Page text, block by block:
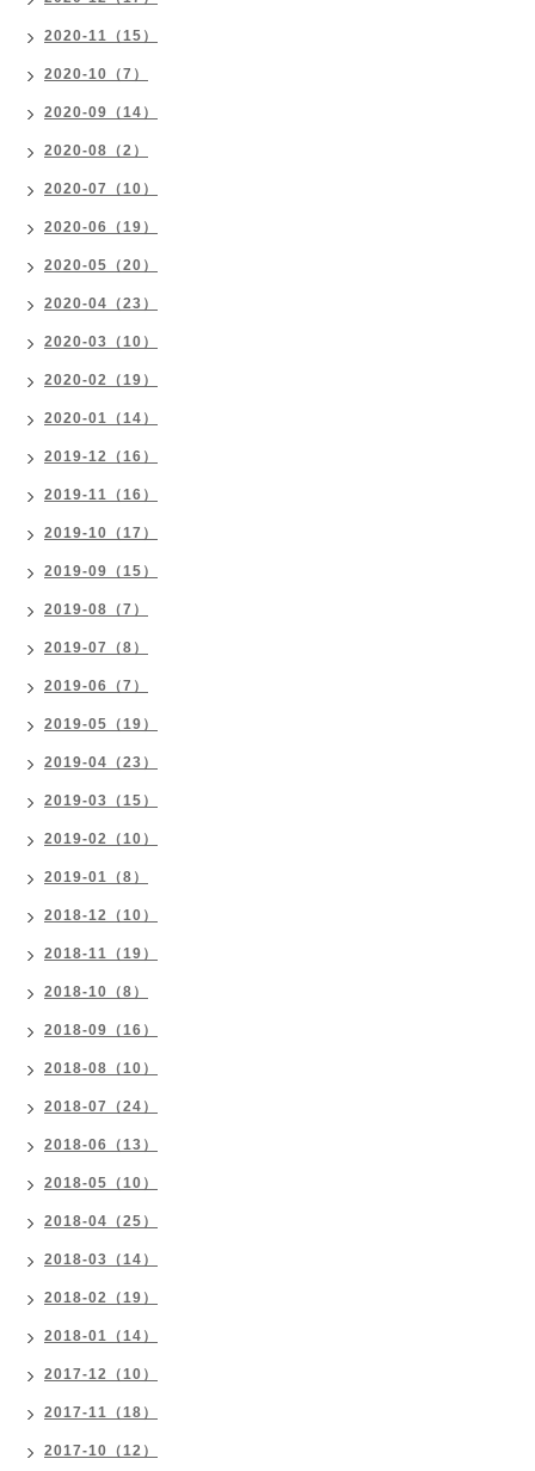
2020-11（15）
2020-10（7）
2020-09（14）
2020-08（2）
2020-07（10）
2020-06（19）
2020-05（20）
2020-04（23）
2020-03（10）
2020-02（19）
2020-01（14）
2019-12（16）
2019-11（16）
2019-10（17）
2019-09（15）
2019-08（7）
2019-07（8）
2019-06（7）
2019-05（19）
2019-04（23）
2019-03（15）
2019-02（10）
2019-01（8）
2018-12（10）
2018-11（19）
2018-10（8）
2018-09（16）
2018-08（10）
2018-07（24）
2018-06（13）
2018-05（10）
2018-04（25）
2018-03（14）
2018-02（19）
2018-01（14）
2017-12（10）
2017-11（18）
2017-10（12）